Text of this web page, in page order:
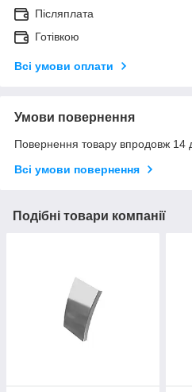
Післяплата
Готівкою
Всі умови оплати
Умови повернення
Повернення товару впродовж 14
Всі умови повернення
Подібні товари компанії